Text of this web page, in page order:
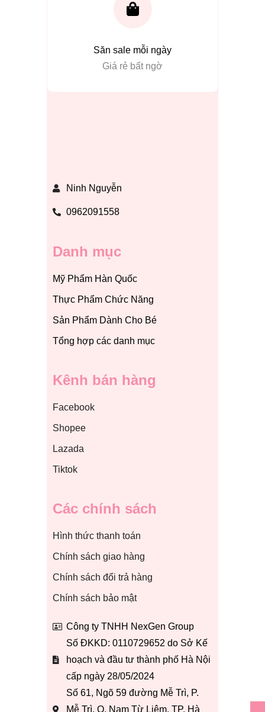
Săn sale mỗi ngày
Giá rẻ bất ngờ
Ninh Nguyễn
0962091558
Danh mục
Mỹ Phẩm Hàn Quốc
Thực Phẩm Chức Năng
Sản Phẩm Dành Cho Bé
Tổng hợp các danh mục
Kênh bán hàng
Facebook
Shopee
Lazada
Tiktok
Các chính sách
Hình thức thanh toán
Chính sách giao hàng
Chính sách đổi trả hàng
Chính sách bảo mật
Công ty TNHH NexGen Group
Số ĐKKD: 0110729652 do Sở Kế
hoạch và đầu tư thành phố Hà Nội
cấp ngày 28/05/2024
Số 61, Ngõ 59 đường Mễ Trì, P.
Mễ Trì, Q. Nam Từ Liêm, TP. Hà